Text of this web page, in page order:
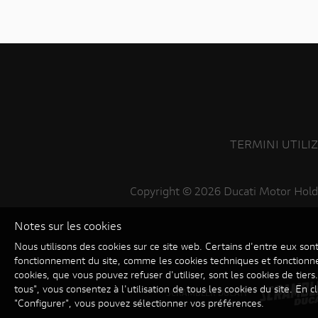
Notes sur les cookies
Nous utilisons des cookies sur ce site web. Certains d'entre eux
fonctionnement du site, comme les cookies techniques et
cookies, que vous pouvez refuser d'utiliser, sont les cookies de
tous", vous consentez à l'utilisation de tous les cookies du site. En
"Configurer", vous pouvez sélectionner vos préférences.
TERMINI
Copyright © 2026 Ducati Motor
SCRAMBLER DUCATI